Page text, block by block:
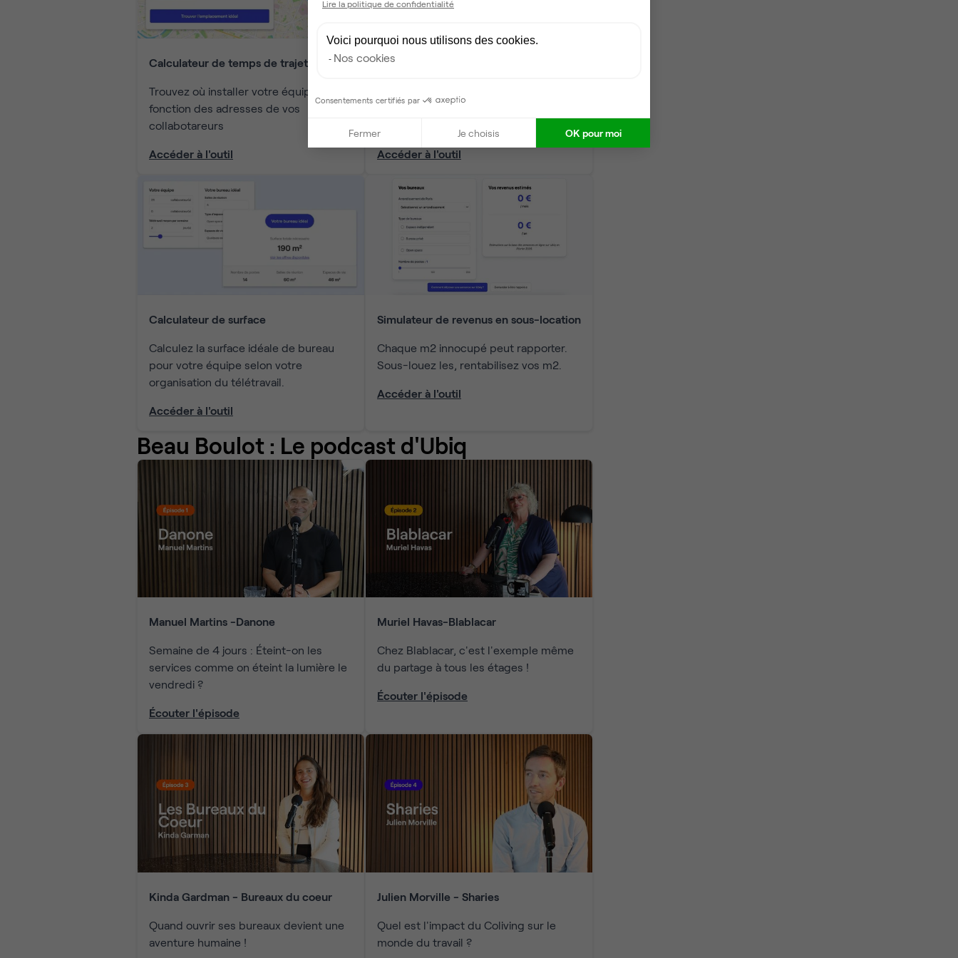
Calculateur de temps de trajet
Trouvez où installer votre équipe en
fonction des adresses de vos
collabotareurs
Accéder à l'outil
Comparateur de contrats
charges selon le type de contrat et de
Accéder à l'outil
Calculateur de surface
Calculez la surface idéale de bureau
pour votre équipe selon votre
organisation du télétravail.
Accéder à l'outil
Simulateur de revenus en sous-location
Chaque m2 innocupé peut rapporter.
Sous-louez les, rentabilisez vos m2.
Accéder à l'outil
Beau Boulot : Le podcast d'Ubiq
Manuel Martins -Danone
Semaine de 4 jours : Éteint-on les
services comme on éteint la lumière le
vendredi ?
Écouter l'épisode
Muriel Havas-Blablacar
Chez Blablacar, c'est l'exemple même
du partage à tous les étages !
Écouter l'épisode
Kinda Gardman - Bureaux du coeur
Quand ouvrir ses bureaux devient une
aventure humaine !
Julien Morville - Sharies
Quel est l'impact du Coliving sur le
monde du travail ?
Lire la politique de confidentialité
Voici pourquoi nous utilisons des cookies.
Nos cookies
Consentements certifiés par
Fermer Je choisis OK pour moi